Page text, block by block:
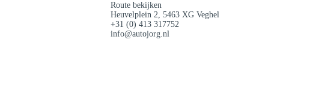
Route bekijken
Heuvelplein 2, 5463 XG Veghel
+31 (0) 413 317752
info@autojorg.nl